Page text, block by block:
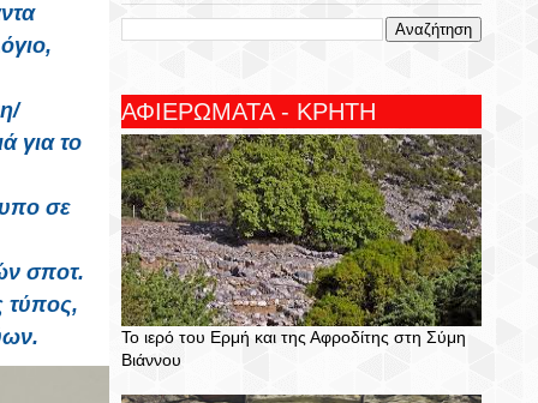
για το
σε
σποτ.
τύπος,
ΑΦΙΕΡΩΜΑΤΑ - ΚΡΗΤΗ
Το ιερό του Ερμή και της Αφροδίτης στη Σύμη
Βιάννου